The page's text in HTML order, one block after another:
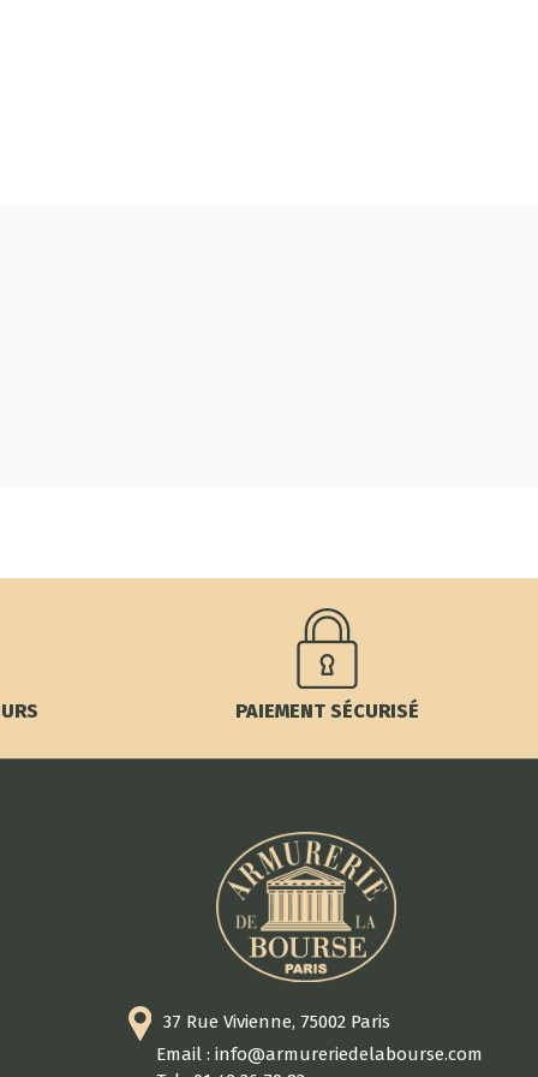
PAIEMENT SÉCURISÉ
37 Rue Vivienne, 75002 Paris
Email : info@armureriedelabourse.com